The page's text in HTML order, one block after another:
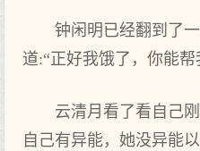
钟闲明已经翻到了
道:“正好我饿了，你能
云清月看了看自己
自己有异能，她没异能